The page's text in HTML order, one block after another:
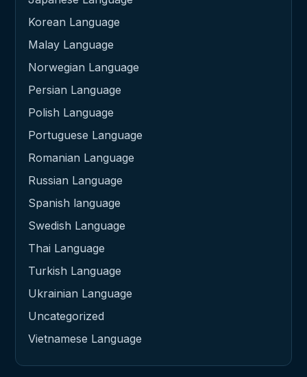
Korean Language
Malay Language
Norwegian Language
Persian Language
Polish Language
Portuguese Language
Romanian Language
Russian Language
Spanish language
Swedish Language
Thai Language
Turkish Language
Ukrainian Language
Uncategorized
Vietnamese Language